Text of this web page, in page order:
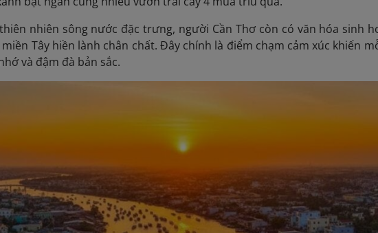
nhiên sông nước đặc trưng, người Cần Thơ còn có văn hóa sinh
Tây hiền lành chân chất. Đây chính là điểm chạm cảm xúc khiến
và đậm đà bản sắc.